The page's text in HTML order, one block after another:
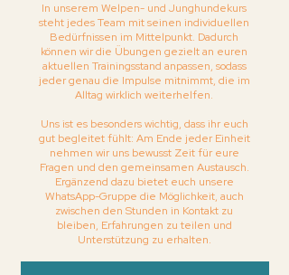
In unserem Welpen- und Junghundekurs
steht jedes Team mit seinen individuellen
Bedürfnissen im Mittelpunkt. Dadurch
können wir die Übungen gezielt an euren
aktuellen Trainingsstand anpassen, sodass
jeder genau die Impulse mitnimmt, die im
Alltag wirklich weiterhelfen.
Uns ist es besonders wichtig, dass ihr euch
gut begleitet fühlt: Am Ende jeder Einheit
nehmen wir uns bewusst Zeit für eure
Fragen und den gemeinsamen Austausch.
Ergänzend dazu bietet euch unsere
WhatsApp-Gruppe die Möglichkeit, auch
zwischen den Stunden in Kontakt zu
bleiben, Erfahrungen zu teilen und
Unterstützung zu erhalten.